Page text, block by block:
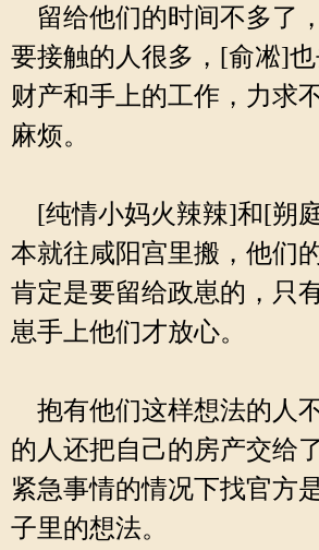
留给他们的时间不多了
要接触的人很多，[俞凇]
财产和手上的工作，力求
麻烦。
[纯情小妈火辣辣]和[朔
本就往咸阳宫里搬，他们
肯定是要留给政崽的，只
崽手上他们才放心。
抱有他们这样想法的人
的人还把自己的房产交给
紧急事情的情况下找官方
子里的想法。